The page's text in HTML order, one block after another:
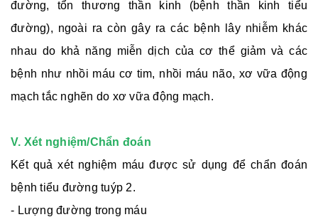
đường, tổn thương thần kinh (bệnh thần kinh tiểu
đường), ngoài ra còn gây ra các bệnh lây nhiễm khác
nhau do khả năng miễn dịch của cơ thể giảm và các
bệnh như nhồi máu cơ tim, nhồi máu não, xơ vữa động
mạch tắc nghẽn do xơ vữa động mạch.
V. Xét nghiệm/Chẩn đoán
Kết quả xét nghiệm máu được sử dụng để chẩn đoán
bệnh tiểu đường tuýp 2.
- Lượng đường trong máu